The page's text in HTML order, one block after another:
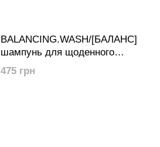
BALANCING.WASH/[БАЛАНС]
шампунь для щоденного
застосування, 40 мл
475 грн